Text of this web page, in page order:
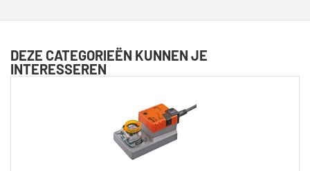
DEZE CATEGORIEËN KUNNEN JE
INTERESSEREN